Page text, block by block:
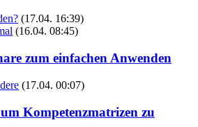
(17.04. 16:39)
(16.04. 08:45)
zum einfachen Anwenden
(17.04. 00:07)
Kompetenzmatrizen zu